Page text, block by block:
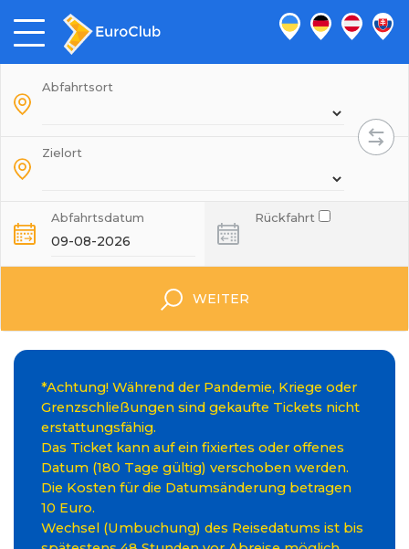
Abfahrtsort
Zielort
Abfahrtsdatum Rückfahrt
WEITER
*Achtung! Während der Pandemie, Kriege oder
Grenzschließungen sind gekaufte Tickets nicht
erstattungsfähig.
Das Ticket kann auf ein fixiertes oder offenes
Datum (180 Tage gültig) verschoben werden.
Die Kosten für die Datumsänderung betragen
10 Euro.
Wechsel (Umbuchung) des Reisedatums ist bis